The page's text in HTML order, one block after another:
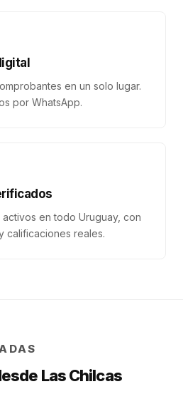
en un solo lugar.
por WhatsApp.
en todo Uruguay, con
calificaciones reales.
Las Chilcas